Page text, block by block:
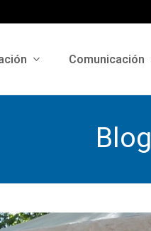
Comunicación
Blog